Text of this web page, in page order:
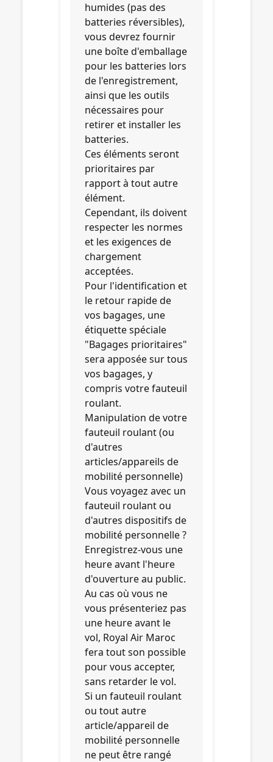
humides (pas des
batteries réversibles),
vous devrez fournir
une boîte d'emballage
pour les batteries lors
de l'enregistrement,
ainsi que les outils
nécessaires pour
retirer et installer les
batteries.
Ces éléments seront
prioritaires par
rapport à tout autre
élément.
Cependant, ils doivent
respecter les normes
et les exigences de
chargement
acceptées.
Pour l'identification et
le retour rapide de
vos bagages, une
étiquette spéciale
"Bagages prioritaires"
sera apposée sur tous
vos bagages, y
compris votre fauteuil
roulant.
Manipulation de votre
fauteuil roulant (ou
d'autres
articles/appareils de
mobilité personnelle)
Vous voyagez avec un
fauteuil roulant ou
d'autres dispositifs de
mobilité personnelle ?
Enregistrez-vous une
heure avant l'heure
d'ouverture au public.
Au cas où vous ne
vous présenteriez pas
une heure avant le
vol, Royal Air Maroc
fera tout son possible
pour vous accepter,
sans retarder le vol.
Si un fauteuil roulant
ou tout autre
article/appareil de
mobilité personnelle
ne peut être rangé